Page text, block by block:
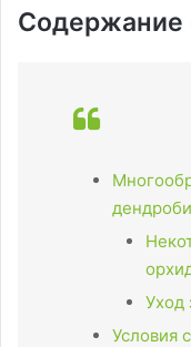
Содержание
Уход
Условия